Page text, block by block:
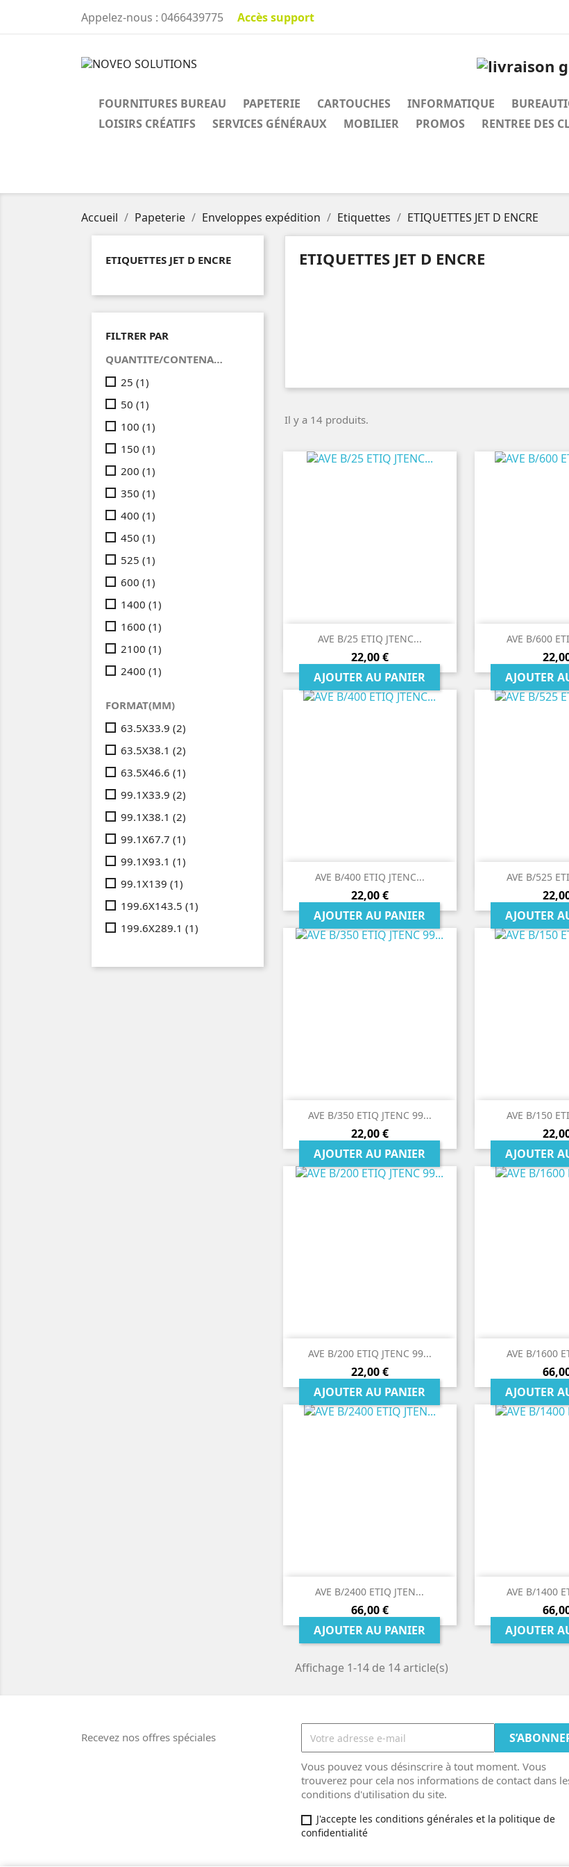
Appelez-nous : 0466439775 Accès support
FOURNITURES BUREAU PAPETERIE CARTOUCHES INFORMATIQUE
LOISIRS CRÉATIFS
SERVICES GÉNÉRAUX MOBILIER PROMOS RENTREE DES
Accueil Papeterie Enveloppes expédition Etiquettes ETIQUETTES JET D ENCRE
ETIQUETTES JET D ENCRE
FILTRER PAR
QUANTITE/CONTENANT(BOITE-POCHETTE-ETUI..)
25 (1)
50 (1)
100 (1)
150 (1)
200 (1)
350 (1)
400 (1)
450 (1)
525 (1)
600 (1)
1400 (1)
1600 (1)
2100 (1)
2400 (1)
FORMAT(MM)
63.5X33.9 (2)
63.5X38.1 (2)
63.5X46.6 (1)
99.1X33.9 (2)
99.1X38.1 (2)
99.1X67.7 (1)
99.1X93.1 (1)
99.1X139 (1)
199.6X143.5 (1)
199.6X289.1 (1)
ETIQUETTES JET D ENCRE
Il y a 14 produits.
AVE B/25 ETIQ JTENC...
Prix
22,00 €
AJOUTER AU PANIER
 Aperçu rapide AVE B/600
Prix
AJOUTER

AVE B/400 ETIQ JTENC...
Prix
22,00 €
AJOUTER AU PANIER
 Aperçu rapide AVE B/525
Prix
AJOUTER

AVE B/350 ETIQ JTENC 99...
Prix
22,00 €
AJOUTER AU PANIER
 Aperçu rapide AVE B/150
Prix
AJOUTER

AVE B/200 ETIQ JTENC 99...
Prix
22,00 €
AJOUTER AU PANIER
 Aperçu rapide AVE B/1600
Prix
AJOUTER

AVE B/2400 ETIQ JTEN...
Prix
66,00 €
AJOUTER AU PANIER
 Aperçu rapide AVE B/1400
Prix
AJOUTER

Affichage 1-14 de 14 article(s)
Recevez nos offres spéciales
Vous pouvez vous désinscrire à tout moment. Vous
trouverez pour cela nos informations de contact dans
conditions d'utilisation du site.
J'accepte les conditions générales et la politique de
confidentialité